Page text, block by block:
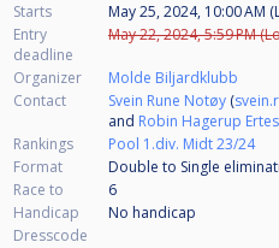
Starts
May 25, 2024, 10:00 AM
Entry
deadline
May 22, 2024, 5:59 PM
Organizer
Molde Biljardklubb
Contact
Svein Rune Notøy (
and Robin Hagerup
Rankings
Pool 1.div. Midt 23/24
Format
Double to Single
Race to
6
Handicap
No handicap
Dresscode